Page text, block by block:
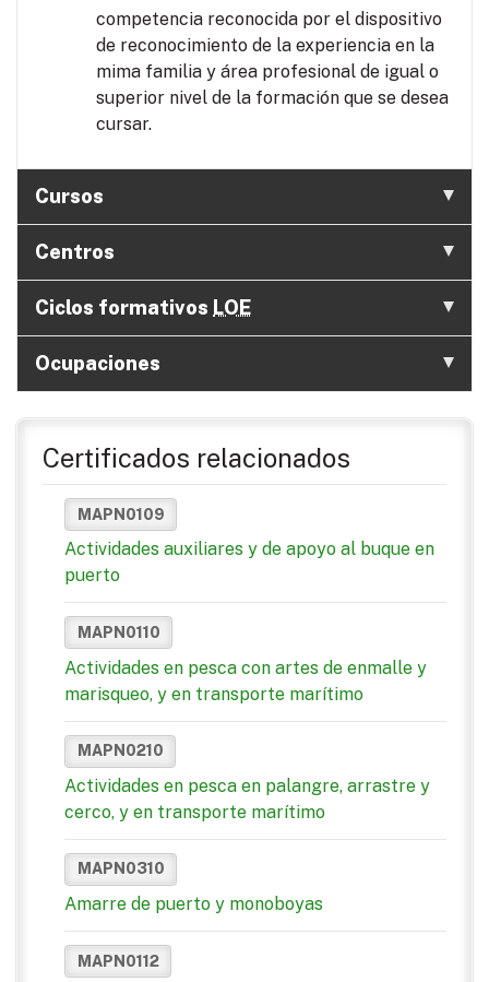
competencia reconocida por el dispositivo
de reconocimiento de la experiencia en la
mima familia y área profesional de igual o
superior nivel de la formación que se desea
cursar.
Cursos
Centros
Ciclos formativos LOE
Ocupaciones
Certificados relacionados
MAPN0109
Actividades auxiliares y de apoyo al buque en
puerto
MAPN0110
Actividades en pesca con artes de enmalle y
marisqueo, y en transporte marítimo
MAPN0210
Actividades en pesca en palangre, arrastre y
cerco, y en transporte marítimo
MAPN0310
Amarre de puerto y monoboyas
MAPN0112